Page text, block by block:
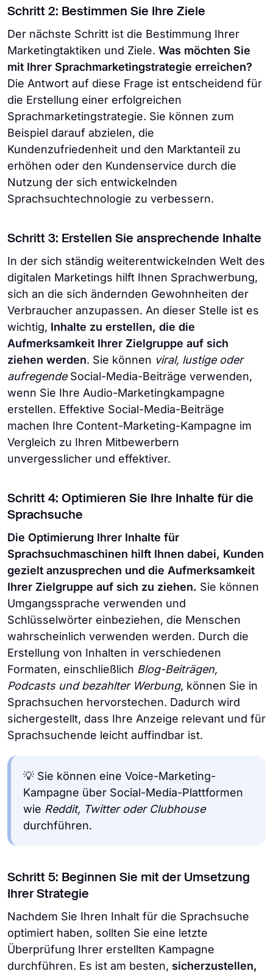
Schritt 2: Bestimmen Sie Ihre Ziele
Der nächste Schritt ist die Bestimmung Ihrer
Marketingtaktiken und Ziele. Was möchten Sie
mit Ihrer Sprachmarketingstrategie erreichen?
Die Antwort auf diese Frage ist entscheidend für
die Erstellung einer erfolgreichen
Sprachmarketingstrategie. Sie können zum
Beispiel darauf abzielen, die
Kundenzufriedenheit und den Marktanteil zu
erhöhen oder den Kundenservice durch die
Nutzung der sich entwickelnden
Sprachsuchtechnologie zu verbessern.
Schritt 3: Erstellen Sie ansprechende Inhalte
In der sich ständig weiterentwickelnden Welt des
digitalen Marketings hilft Ihnen Sprachwerbung,
sich an die sich ändernden Gewohnheiten der
Verbraucher anzupassen. An dieser Stelle ist es
wichtig, Inhalte zu erstellen, die die
Aufmerksamkeit Ihrer Zielgruppe auf sich
ziehen werden. Sie können viral, lustige oder
aufregendeSocial-Media-Beiträge verwenden,
wenn Sie Ihre Audio-Marketingkampagne
erstellen. Effektive Social-Media-Beiträge
machen Ihre Content-Marketing-Kampagne im
Vergleich zu Ihren Mitbewerbern
unvergesslicher und effektiver.
Schritt 4: Optimieren Sie Ihre Inhalte für die
Sprachsuche
Die Optimierung Ihrer Inhalte für
Sprachsuchmaschinen hilft Ihnen dabei, Kunden
gezielt anzusprechen und die Aufmerksamkeit
Ihrer Zielgruppe auf sich zu ziehen. Sie können
Umgangssprache verwenden und
Schlüsselwörter einbeziehen, die Menschen
wahrscheinlich verwenden werden. Durch die
Erstellung von Inhalten in verschiedenen
Formaten, einschließlich Blog-Beiträgen,
Podcasts und bezahlter Werbung, können Sie in
Sprachsuchen hervorstechen. Dadurch wird
sichergestellt, dass Ihre Anzeige relevant und für
Sprachsuchende leicht auffindbar ist.
💡 Sie können eine Voice-Marketing-
Kampagne über Social-Media-Plattformen
wie Reddit, Twitter oder Clubhouse
durchführen.
Schritt 5: Beginnen Sie mit der Umsetzung
Ihrer Strategie
Nachdem Sie Ihren Inhalt für die Sprachsuche
optimiert haben, sollten Sie eine letzte
Überprüfung Ihrer erstellten Kampagne
durchführen. Es ist am besten, sicherzustellen,